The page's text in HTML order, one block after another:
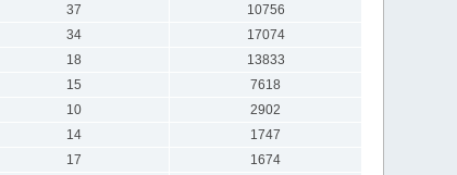
37
10756
34
17074
18
13833
15
7618
10
2902
14
1747
17
1674